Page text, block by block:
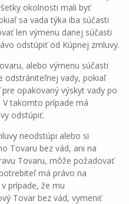
okolnosti mali byť
sa vada týka iba súčasti
len výmenu danej súčasti
odstúpiť od Kúpnej zmluvy.
alebo výmenu súčasti
odstrániteľnej vady, pokiaľ
opakovaný výskyt vady po
V takomto prípade má
odstúpiť.
neodstúpi alebo si
Tovaru bez vád, ani na
Tovaru, môže požadovať
má právo na
prípade, že mu
Tovar bez vád, vymeniť